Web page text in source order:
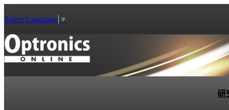
Select Language ▼
研